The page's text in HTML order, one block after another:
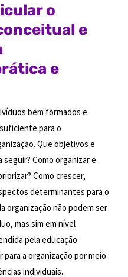
o
e
e
bem formados e
para o
Que objetivos e
Como organizar e
Como crescer,
determinantes para o
organização não podem ser
mas sim em nível
pela educação
a organização por meio
individuais.